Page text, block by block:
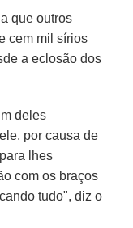
que outros
cem mil sírios
a eclosão dos
deles
por causa de
lhes
com os braços
tudo", diz o